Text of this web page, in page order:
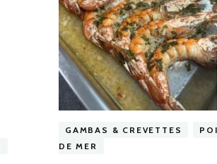
GAMBAS & CREVETTES
DE MER